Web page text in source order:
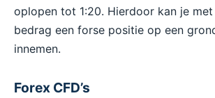
oplopen tot 1:20. Hierdoor kan je
bedrag een forse positie op een
innemen.
Forex CFD’s